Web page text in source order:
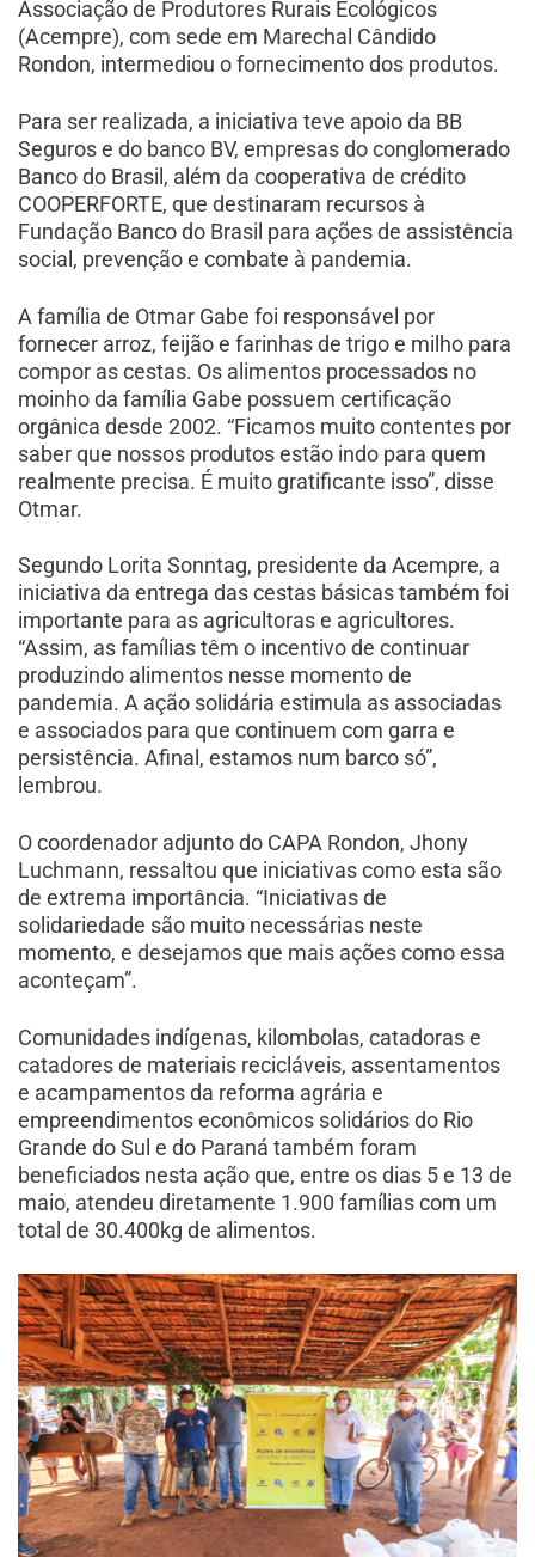
Associação de Produtores Rurais Ecológicos
(Acempre), com sede em Marechal Cândido
Rondon, intermediou o fornecimento dos produtos.
Para ser realizada, a iniciativa teve apoio da BB
Seguros e do banco BV, empresas do conglomerado
Banco do Brasil, além da cooperativa de crédito
COOPERFORTE, que destinaram recursos à
Fundação Banco do Brasil para ações de assistência
social, prevenção e combate à pandemia.
A família de Otmar Gabe foi responsável por
fornecer arroz, feijão e farinhas de trigo e milho para
compor as cestas. Os alimentos processados no
moinho da família Gabe possuem certificação
orgânica desde 2002. “Ficamos muito contentes por
saber que nossos produtos estão indo para quem
realmente precisa. É muito gratificante isso”, disse
Otmar.
Segundo Lorita Sonntag, presidente da Acempre, a
iniciativa da entrega das cestas básicas também foi
importante para as agricultoras e agricultores.
“Assim, as famílias têm o incentivo de continuar
produzindo alimentos nesse momento de
pandemia. A ação solidária estimula as associadas
e associados para que continuem com garra e
persistência. Afinal, estamos num barco só”,
lembrou.
O coordenador adjunto do CAPA Rondon, Jhony
Luchmann, ressaltou que iniciativas como esta são
de extrema importância. “Iniciativas de
solidariedade são muito necessárias neste
momento, e desejamos que mais ações como essa
aconteçam”.
Comunidades indígenas, kilombolas, catadoras e
catadores de materiais recicláveis, assentamentos
e acampamentos da reforma agrária e
empreendimentos econômicos solidários do Rio
Grande do Sul e do Paraná também foram
beneficiados nesta ação que, entre os dias 5 e 13 de
maio, atendeu diretamente 1.900 famílias com um
total de 30.400kg de alimentos.